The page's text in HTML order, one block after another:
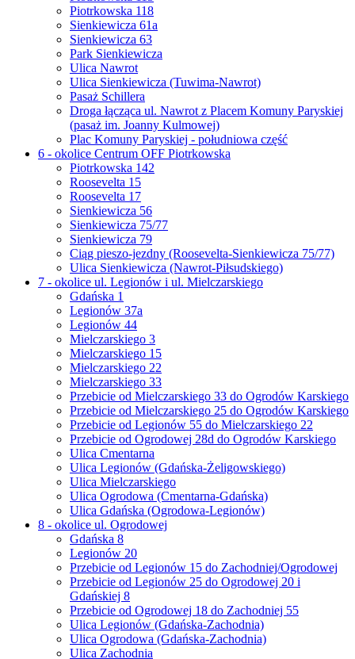
Piotrkowska 118
Sienkiewicza 61a
Sienkiewicza 63
Park Sienkiewicza
Ulica Nawrot
Ulica Sienkiewicza (Tuwima-Nawrot)
Pasaż Schillera
Droga łącząca ul. Nawrot z Placem Komuny Paryskiej
(pasaż im. Joanny Kulmowej)
Plac Komuny Paryskiej - południowa część
6 - okolice Centrum OFF Piotrkowska
Piotrkowska 142
Roosevelta 15
Roosevelta 17
Sienkiewicza 56
Sienkiewicza 75/77
Sienkiewicza 79
Ciąg pieszo-jezdny (Roosevelta-Sienkiewicza 75/77)
Ulica Sienkiewicza (Nawrot-Piłsudskiego)
7 - okolice ul. Legionów i ul. Mielczarskiego
Gdańska 1
Legionów 37a
Legionów 44
Mielczarskiego 3
Mielczarskiego 15
Mielczarskiego 22
Mielczarskiego 33
Przebicie od Mielczarskiego 33 do Ogrodów Karskiego
Przebicie od Mielczarskiego 25 do Ogrodów Karskiego
Przebicie od Legionów 55 do Mielczarskiego 22
Przebicie od Ogrodowej 28d do Ogrodów Karskiego
Ulica Cmentarna
Ulica Legionów (Gdańska-Żeligowskiego)
Ulica Mielczarskiego
Ulica Ogrodowa (Cmentarna-Gdańska)
Ulica Gdańska (Ogrodowa-Legionów)
8 - okolice ul. Ogrodowej
Gdańska 8
Legionów 20
Przebicie od Legionów 15 do Zachodniej/Ogrodowej
Przebicie od Legionów 25 do Ogrodowej 20 i
Gdańskiej 8
Przebicie od Ogrodowej 18 do Zachodniej 55
Ulica Legionów (Gdańska-Zachodnia)
Ulica Ogrodowa (Gdańska-Zachodnia)
Ulica Zachodnia